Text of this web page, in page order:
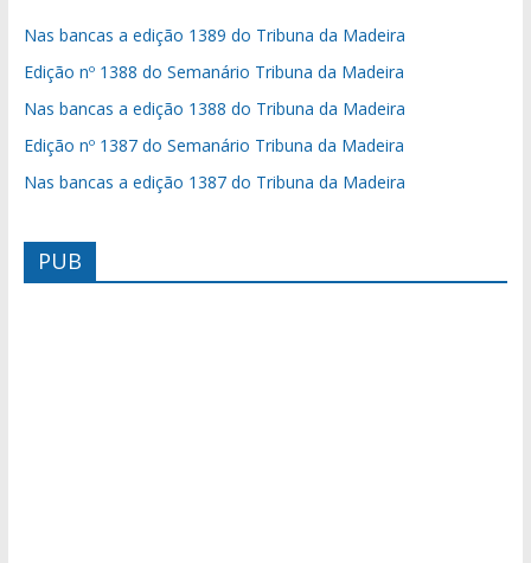
Nas bancas a edição 1389 do Tribuna da Madeira
Edição nº 1388 do Semanário Tribuna da Madeira
Nas bancas a edição 1388 do Tribuna da Madeira
Edição nº 1387 do Semanário Tribuna da Madeira
Nas bancas a edição 1387 do Tribuna da Madeira
PUB